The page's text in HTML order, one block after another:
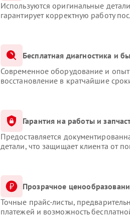
Используются оригинальные
гарантирует корректную работу
Бесплатная диагностика и
Современное оборудование и опыт
восстановление в кратчайшие
Гарантия на работы и
Предоставляется
детали, что защищает клиента от
Прозрачное
Точные прайс-листы,
платежей и возможность